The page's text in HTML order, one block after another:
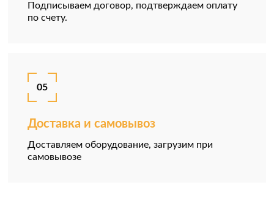
Подписываем договор, подтверждаем оплату
по счету.
05
Доставка и самовывоз
Доставляем оборудование, загрузим при
самовывозе